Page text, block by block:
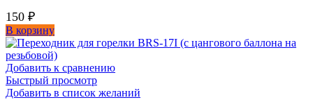
150 ₽
В корзину
Добавить к сравнению
Быстрый просмотр
Добавить в список желаний